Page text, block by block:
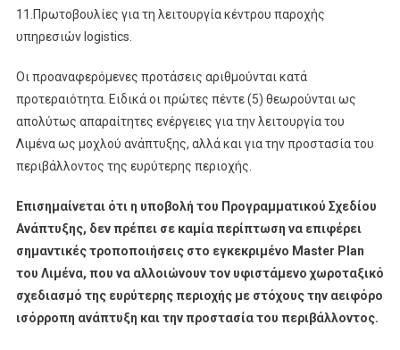
11.Πρωτοβουλίες για τη λειτουργία κέντρου παροχής
υπηρεσιών logistics.
Οι προαναφερόμενες προτάσεις αριθμούνται κατά
προτεραιότητα. Ειδικά οι πρώτες πέντε (5) θεωρούνται ως
απολύτως απαραίτητες ενέργειες για την λειτουργία του
Λιμένα ως μοχλού ανάπτυξης, αλλά και για την προστασία του
περιβάλλοντος της ευρύτερης περιοχής.
Επισημαίνεται ότι η υποβολή του Προγραμματικού Σχεδίου
Ανάπτυξης, δεν πρέπει σε καμία περίπτωση να επιφέρει
σημαντικές τροποποιήσεις στο εγκεκριμένο Master Plan
του Λιμένα, που να αλλοιώνουν τον υφιστάμενο χωροταξικό
σχεδιασμό της ευρύτερης περιοχής με στόχους την αειφόρο
ισόρροπη ανάπτυξη και την προστασία του περιβάλλοντος.